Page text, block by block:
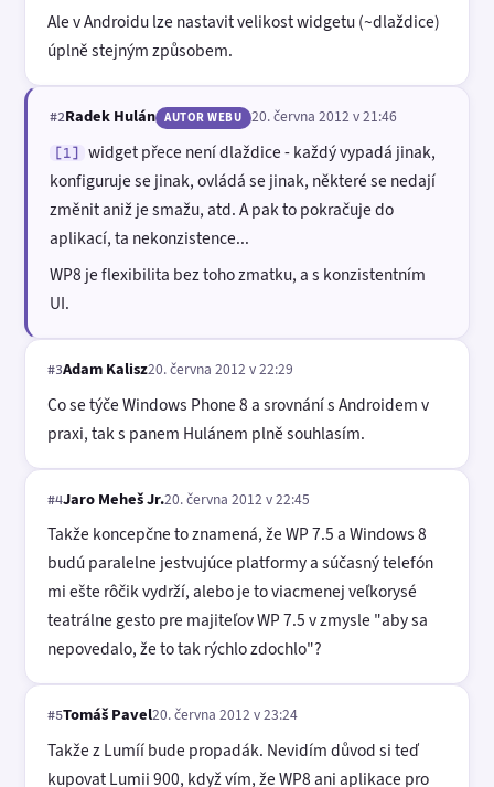
Ale v Androidu lze nastavit velikost widgetu (~dlaždice)
úplně stejným způsobem.
#2Radek Hulán AUTOR WEBU 20. června 2012 v 21:46
[1]
widget přece není dlaždice - každý vypadá jinak,
konfiguruje se jinak, ovládá se jinak, některé se nedají
změnit aniž je smažu, atd. A pak to pokračuje do
aplikací, ta nekonzistence...
WP8 je flexibilita bez toho zmatku, a s konzistentním
UI.
#3Adam Kalisz20. června 2012 v 22:29
Co se týče Windows Phone 8 a srovnání s Androidem v
praxi, tak s panem Hulánem plně souhlasím.
#4Jaro Meheš Jr.20. června 2012 v 22:45
Takže koncepčne to znamená, že WP 7.5 a Windows 8
budú paralelne jestvujúce platformy a súčasný telefón
mi ešte rôčik vydrží, alebo je to viacmenej veľkorysé
teatrálne gesto pre majiteľov WP 7.5 v zmysle "aby sa
nepovedalo, že to tak rýchlo zdochlo"?
#5Tomáš Pavel20. června 2012 v 23:24
Takže z Lumíí bude propadák. Nevidím důvod si teď
kupovat Lumii 900, když vím, že WP8 ani aplikace pro